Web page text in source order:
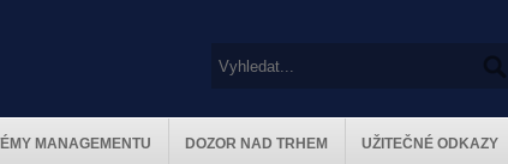
MANAGEMENTU DOZOR NAD TRHEM UŽITEČNÉ ODKAZY